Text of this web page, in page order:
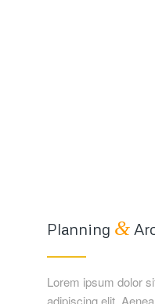
Planning &
Lorem ipsum dolor
adipiscing elit.